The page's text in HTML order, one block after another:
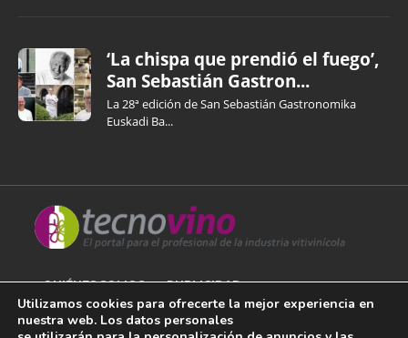
‘La chispa que prendió el fuego’,
San Sebastián Gastron...
La 28ª edición de San Sebastián Gastronomika
Euskadi Ba...
QUIÉNES SOMOS PUBLICIDAD
AVISO LEGAL
Utilizamos cookies para ofrecerte la mejor experiencia en
nuestra web. Los datos personales